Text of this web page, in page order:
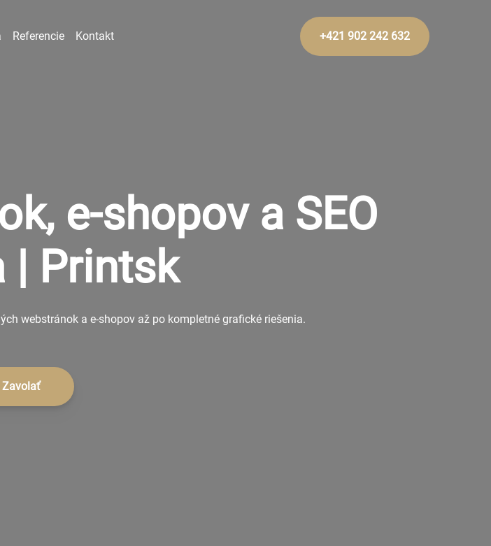
Referencie Kontakt +421 902 242 632
e-shopov a SEO
| Printsk
webstránok a e-shopov až po kompletné grafické riešenia.
Zavolať